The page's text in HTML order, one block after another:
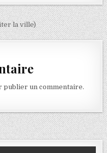
la ville)
publier un commentaire.